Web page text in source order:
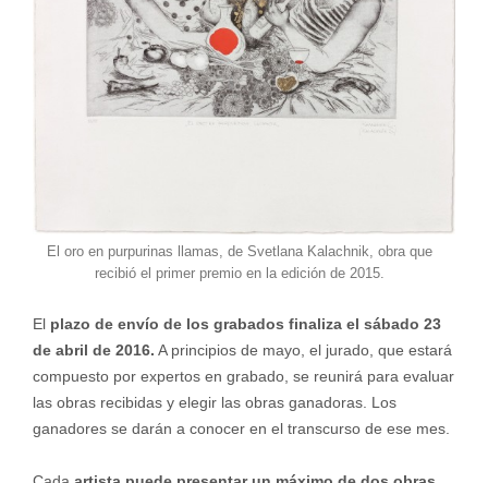
El oro en purpurinas llamas, de Svetlana Kalachnik, obra que
recibió el primer premio en la edición de 2015.
El plazo de envío de los grabados finaliza el sábado 23
de abril de 2016. A principios de mayo, el jurado, que estará
compuesto por expertos en grabado, se reunirá para evaluar
las obras recibidas y elegir las obras ganadoras. Los
ganadores se darán a conocer en el transcurso de ese mes.